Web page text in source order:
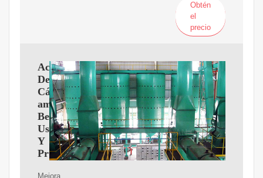
Obtén
el
precio
Aceite
De
Cá?
amo:
Beneficios,
Usos
Y
Precauciones
Mejora